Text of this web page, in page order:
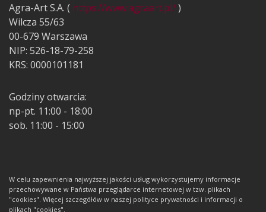
Agra-Art S.A. ( https://www.agraart.pl/)
Wilcza 55/63
00-679 Warszawa
NIP: 526-18-79-258
KRS: 0000101181
Godziny otwarcia:
np-pt. 11:00 - 18:00
sob. 11:00 - 15:00
W celu zapewnienia najwyższej jakości usług wykorzystujemy informacje
przechowywane w Państwa przeglądarce internetowej w tzw. plikach
"cookies". Więcej szczegółów w naszej polityce prywatności i informacji o
plikach "cookies".